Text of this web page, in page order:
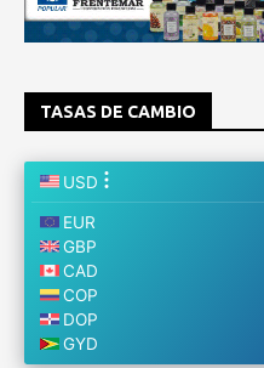
TASAS DE CAMBIO